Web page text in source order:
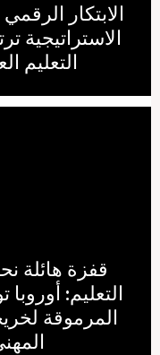
الابتكار
الاستراتيجية
التعليم
قفزة هائلة
التعليم:
المرموقة